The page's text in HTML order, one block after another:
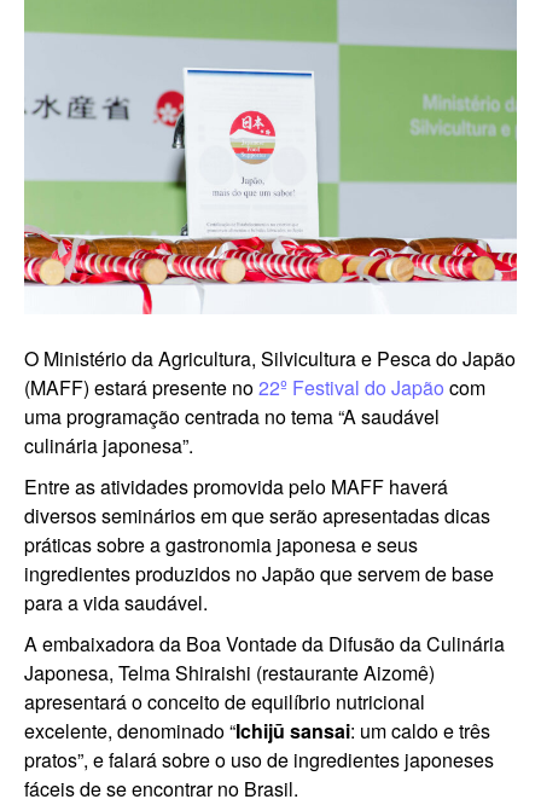
O Ministério da Agricultura, Silvicultura e Pesca do Japão
(MAFF) estará presente no22º Festival do Japão com
uma programação centrada no tema “A saudável
culinária japonesa”.
Entre as atividades promovida pelo MAFF haverá
diversos seminários em que serão apresentadas dicas
práticas sobre a gastronomia japonesa e seus
ingredientes produzidos no Japão que servem de base
para a vida saudável.
A embaixadora da Boa Vontade da Difusão da Culinária
Japonesa, Telma Shiraishi (restaurante Aizomê)
apresentará o conceito de equilíbrio nutricional
excelente, denominado “Ichijū sansai: um caldo e três
pratos”, e falará sobre o uso de ingredientes japoneses
fáceis de se encontrar no Brasil.